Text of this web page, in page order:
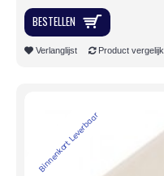
BESTELLEN
Verlanglijst Product vergelijk
Binnenkort Leverbaar